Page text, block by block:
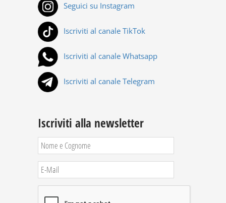
Seguici su Instagram
Iscriviti al canale TikTok
Iscriviti al canale Whatsapp
Iscriviti al canale Telegram
Iscriviti alla newsletter